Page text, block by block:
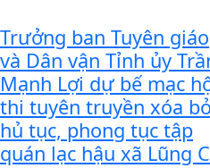
Trưởng ban Tuyên giáo
và Dân vận Tỉnh ủy
Mạnh Lợi dự bế mạc
thi tuyên truyền xóa bỏ
hủ tục, phong tục tập
quán lạc hậu xã Lũng